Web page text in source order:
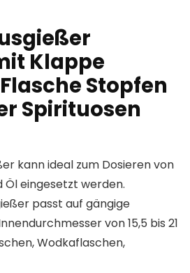
Klappe
Stopfen
Spirituosen
kann ideal zum Dosieren von
Öl eingesetzt werden.
passt auf gängige
von 15,5 bis 21
Wodkaflaschen,